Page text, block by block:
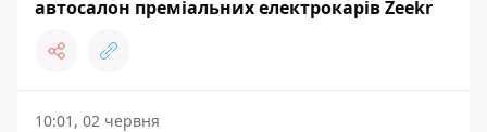
автосалон преміальних електрокарів Zeekr
10:01, 02 червня